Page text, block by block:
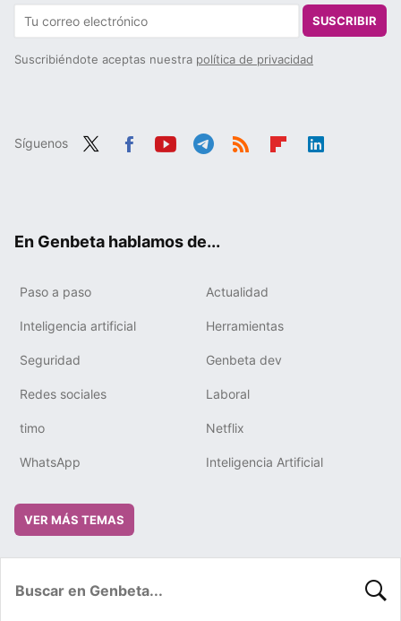
SUSCRIBIR
Suscribiéndote aceptas nuestra política de privacidad
Síguenos
En Genbeta hablamos de...
Paso a paso Actualidad
Inteligencia artificial Herramientas
Seguridad Genbeta dev
Redes sociales Laboral
timo Netflix
WhatsApp Inteligencia Artificial
VER MÁS TEMAS